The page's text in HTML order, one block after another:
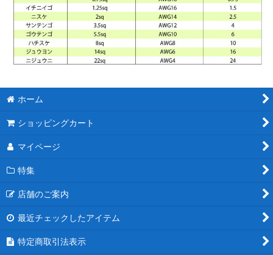
ホーム
ショッピングカート
マイページ
特集
店舗のご案内
最近チェックしたアイテム
特定商取引法表示